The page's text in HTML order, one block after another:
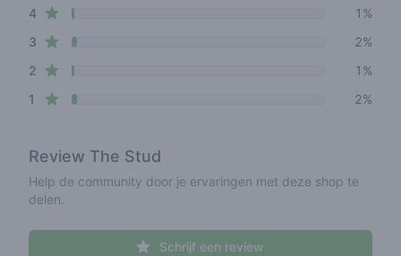
4star reviews
1%
3 star reviews
2%
2 star reviews
1%
1 star reviews 2%
Review The Stud
Help de community door je ervaringen met deze shop te
delen.
Schrijf een review